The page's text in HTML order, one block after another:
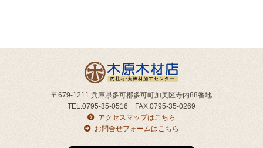
〒679-1211 兵庫県多可郡多可町加美区寺内88番地
TEL.0795-35-0516 FAX.0795-35-0269
アクセスマップはこちら
お問合せフォームはこちら